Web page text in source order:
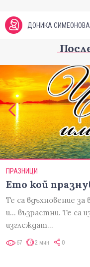
ДОНИКА СИМЕОНОВА
ПРАЗНИЦИ
Ето кой
Те са вдъхновение за
и... възрастни. Те са
изглеждат…
67 2 мин 0